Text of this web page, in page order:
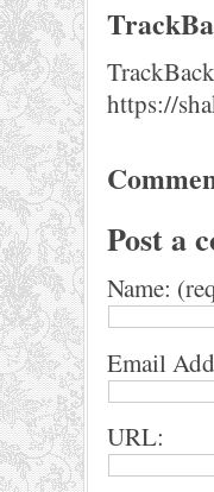
https://
Post a
Name:
Email
URL: